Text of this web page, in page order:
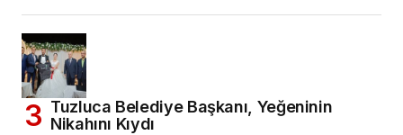
Tuzluca Belediye Başkanı, Yeğeninin
Nikahını Kıydı